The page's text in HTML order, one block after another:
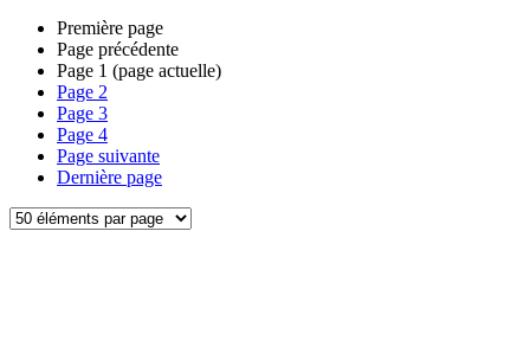
Première page
Page précédente
Page 1 (page actuelle)
Page 2
Page 3
Page 4
Page suivante
Dernière page